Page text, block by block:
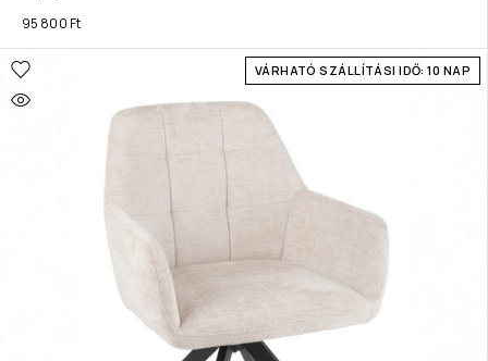
95 800 Ft
VÁRHATÓ SZÁLLÍTÁSI IDŐ: 10 NAP